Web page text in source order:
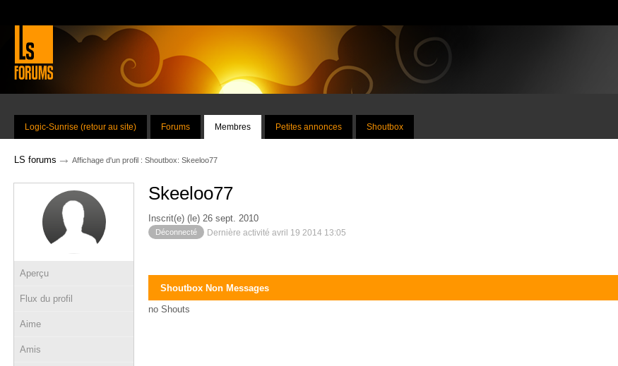
Logic-Sunrise (retour au site) Forums Membres Petites annonces Shoutbox
LS forums → Affichage d'un profil : Shoutbox: Skeeloo77
Aperçu
Flux du profil
Aime
Amis
Skeeloo77
Inscrit(e) (le) 26 sept. 2010
Déconnecté Dernière activité avril 19 2014 13:05
Shoutbox Non Messages
no Shouts